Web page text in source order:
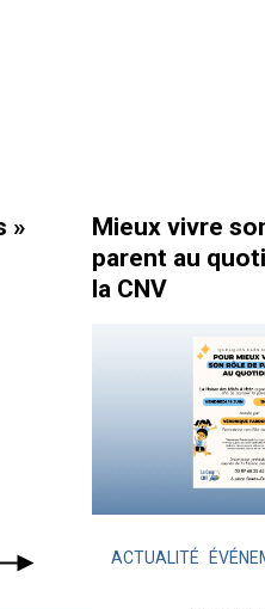
Mieux vivre son
parent au
la CNV
ACTUALITÉ ÉVÉNEMENT